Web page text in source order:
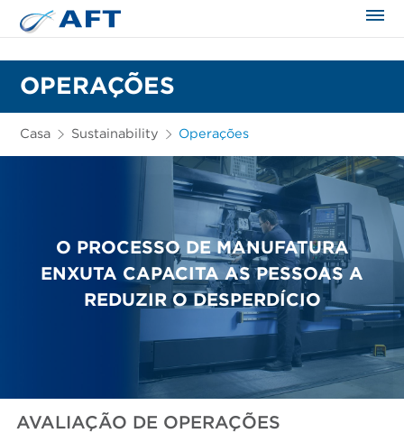
OPERAÇÕES
Casa Sustainability Operações
O PROCESSO DE MANUFATURA
ENXUTA CAPACITA AS PESSOAS A
REDUZIR O DESPERDÍCIO
AVALIAÇÃO DE OPERAÇÕES